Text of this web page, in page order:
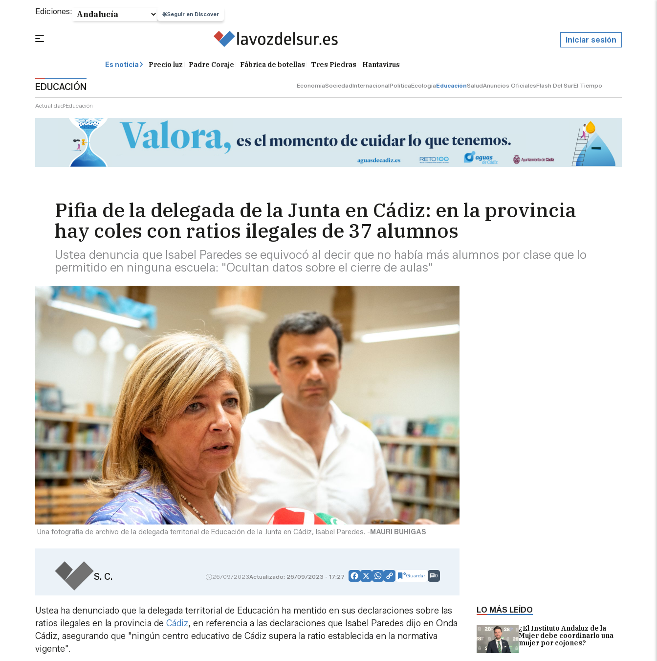
Ediciones: Seguir en Discover
Iniciar sesión
Es noticia Precio luz Padre Coraje Fábrica de botellas Tres Piedras Hantavirus
EDUCACIÓN EconomíaSociedadInternacionalPolíticaEcologíaEducaciónSaludAnuncios OficialesFlash Del SurEl Tiempo
Actualidad Educación
Pifia de la delegada de la Junta en Cádiz: en la provincia
hay coles con ratios ilegales de 37 alumnos
Ustea denuncia que Isabel Paredes se equivocó al decir que no había más alumnos por clase que lo
permitido en ninguna escuela: "Ocultan datos sobre el cierre de aulas"
LO MÁS LEÍDO
¿El Instituto Andaluz de la
Mujer debe coordinarlo una
mujer por cojones?
Una fotografía de archivo de la delegada territorial de Educación de la Junta en Cádiz, Isabel Paredes. - MAURI BUHIGAS
S. C. 26/09/2023Actualizado: 26/09/2023 - 17:27 Facebook
X WhatsApp
CopyGuardar 0
Ustea ha denunciado que la delegada territorial de Educación ha mentido en sus declaraciones sobre las
ratios ilegales en la provincia de Cádiz, en referencia a las declaraciones que Isabel Paredes dijo en Onda
Cádiz, asegurando que "ningún centro educativo de Cádiz supera la ratio establecida en la normativa
vigente".